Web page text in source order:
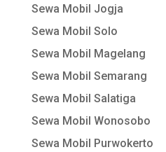
Sewa Mobil Jogja
Sewa Mobil Solo
Sewa Mobil Magelang
Sewa Mobil Semarang
Sewa Mobil Salatiga
Sewa Mobil Wonosobo
Sewa Mobil Purwokerto